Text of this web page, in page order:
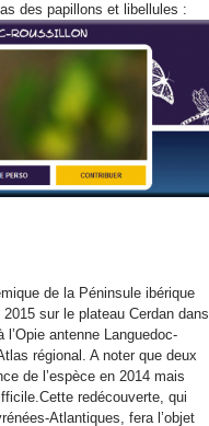
des papillons et libellules :
de la Péninsule ibérique
sur le plateau Cerdan dans
l’Opie antenne Languedoc-
régional. A noter que deux
de l’espèce en 2014 mais
redécouverte, qui
Atlantiques, fera l’objet